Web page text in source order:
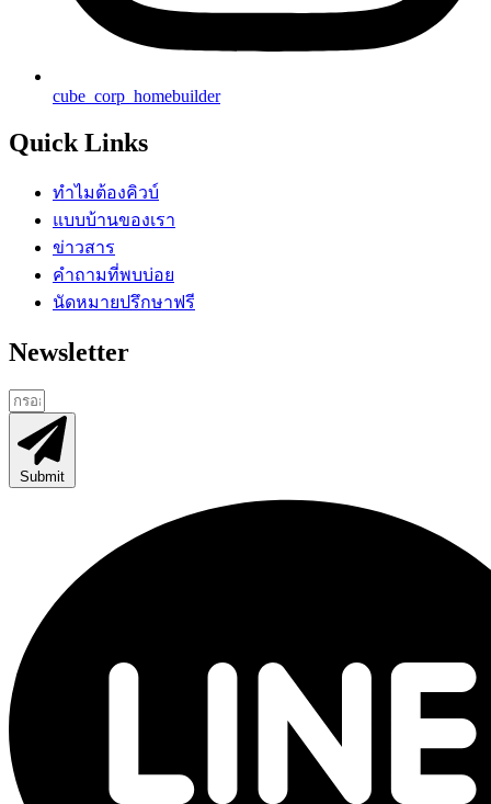
cube_corp_homebuilder
Quick Links
ทำไมต้องคิวบ์
แบบบ้านของเรา
ข่าวสาร
คำถามที่พบบ่อย
นัดหมายปรึกษาฟรี
Newsletter
Submit